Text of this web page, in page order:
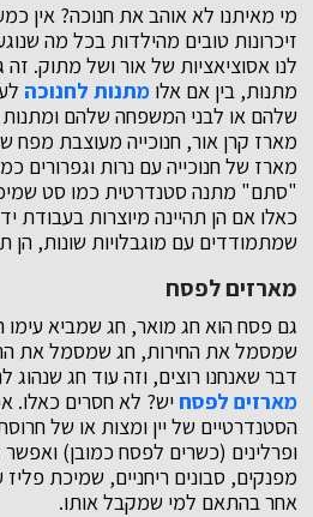
מי מאיתנו לא אוהב את חנוכה? אין
זיכרונות טובים מהילדות בכל מה
לנו אסוציאציות של אור ושל מתוק.
מתנות, בין אם אלו מתנות לחנוכה
שלהם או לבני המשפחה שלהם
מארז קרן אור, חנוכייה מעוצבת מפח
מארז של חנוכייה עם נרות וגפרורים
"סתם" מתנה סטנדרטית כמו סט
כאלו אם הן תהיינה מיוצרות בעבודת
שמתמודדים עם מוגבלויות שונות, הן
מארזים לפסח
גם פסח הוא חג מואר, חג שמביא עימו
שמסמל את החירות, חג שמסמל את
דבר שאנחנו רוצים, וזה עוד חג שנהוג
מארזים לפסח יש? לא חסרים כאלו.
הסטנדרטיים של יין ומצות או של
ופרלינים (כשרים לפסח כמובן)
מפנקים, סבונים ריחניים, שמיכת
אחר בהתאם למי שמקבל אותו.